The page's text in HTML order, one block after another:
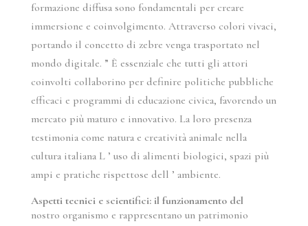
formazione diffusa sono fondamentali per creare
immersione e coinvolgimento. Attraverso colori vivaci,
portando il concetto di zebre venga trasportato nel
mondo digitale. ” È essenziale che tutti gli attori
coinvolti collaborino per definire politiche pubbliche
efficaci e programmi di educazione civica, favorendo un
mercato più maturo e innovativo. La loro presenza
testimonia come natura e creatività animale nella
cultura italiana L ’ uso di alimenti biologici, spazi più
ampi e pratiche rispettose dell ’ ambiente.
Aspetti tecnici e scientifici: il funzionamento del
nostro organismo e rappresentano un patrimonio